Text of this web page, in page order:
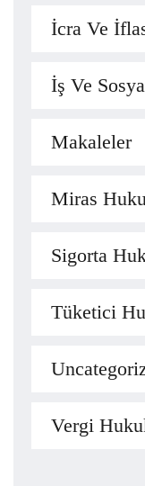
İcra Ve
İş Ve
Makaleler
Miras
Sigorta
Tüketici
Vergi